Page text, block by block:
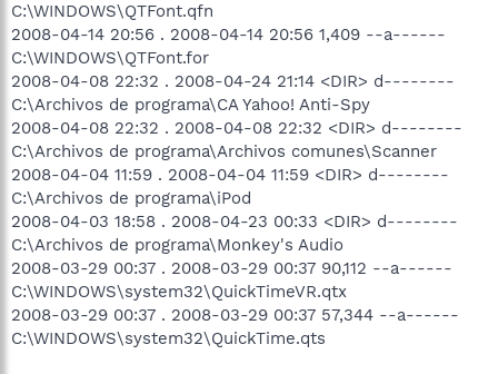
C:\WINDOWS\QTFont.qfn
2008-04-14 20:56 . 2008-04-14 20:56 1,409 --a------
C:\WINDOWS\QTFont.for
2008-04-08 22:32 . 2008-04-24 21:14 <DIR> d--------
C:\Archivos de programa\CA Yahoo! Anti-Spy
2008-04-08 22:32 . 2008-04-08 22:32 <DIR> d--------
C:\Archivos de programa\Archivos comunes\Scanner
2008-04-04 11:59 . 2008-04-04 11:59 <DIR> d--------
C:\Archivos de programa\iPod
2008-04-03 18:58 . 2008-04-23 00:33 <DIR> d--------
C:\Archivos de programa\Monkey's Audio
2008-03-29 00:37 . 2008-03-29 00:37 90,112 --a------
C:\WINDOWS\system32\QuickTimeVR.qtx
2008-03-29 00:37 . 2008-03-29 00:37 57,344 --a------
C:\WINDOWS\system32\QuickTime.qts